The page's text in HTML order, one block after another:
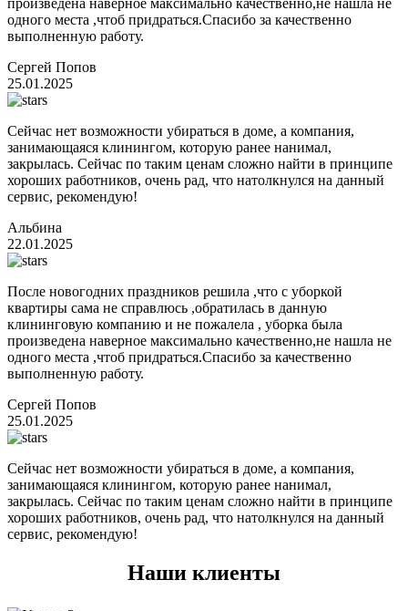
произведена наверное максимально качественно,не нашла не
одного места ,чтоб придраться.Спасибо за качественно
выполненную работу.
Сергей Попов
25.01.2025
Сейчас нет возможности убираться в доме, а компания,
занимающаяся клинингом, которую ранее нанимал,
закрылась. Сейчас по таким ценам сложно найти в принципе
хороших работников, очень рад, что натолкнулся на данный
сервис, рекомендую!
Альбина
22.01.2025
После новогодних праздников решила ,что с уборкой
квартиры сама не справлюсь ,обратилась в данную
клининговую компанию и не пожалела , уборка была
произведена наверное максимально качественно,не нашла не
одного места ,чтоб придраться.Спасибо за качественно
выполненную работу.
Сергей Попов
25.01.2025
Сейчас нет возможности убираться в доме, а компания,
занимающаяся клинингом, которую ранее нанимал,
закрылась. Сейчас по таким ценам сложно найти в принципе
хороших работников, очень рад, что натолкнулся на данный
сервис, рекомендую!
Наши клиенты